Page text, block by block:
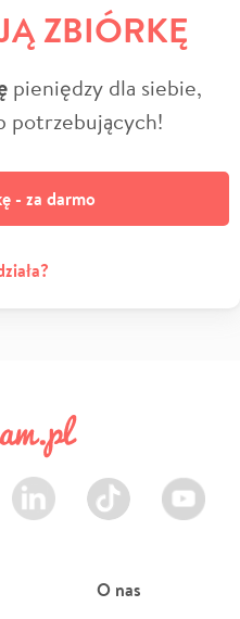
ZBIÓRKĘ
pieniędzy dla siebie,
potrzebujących!
- za darmo
LinkedIn TikTok Youtube
O nas